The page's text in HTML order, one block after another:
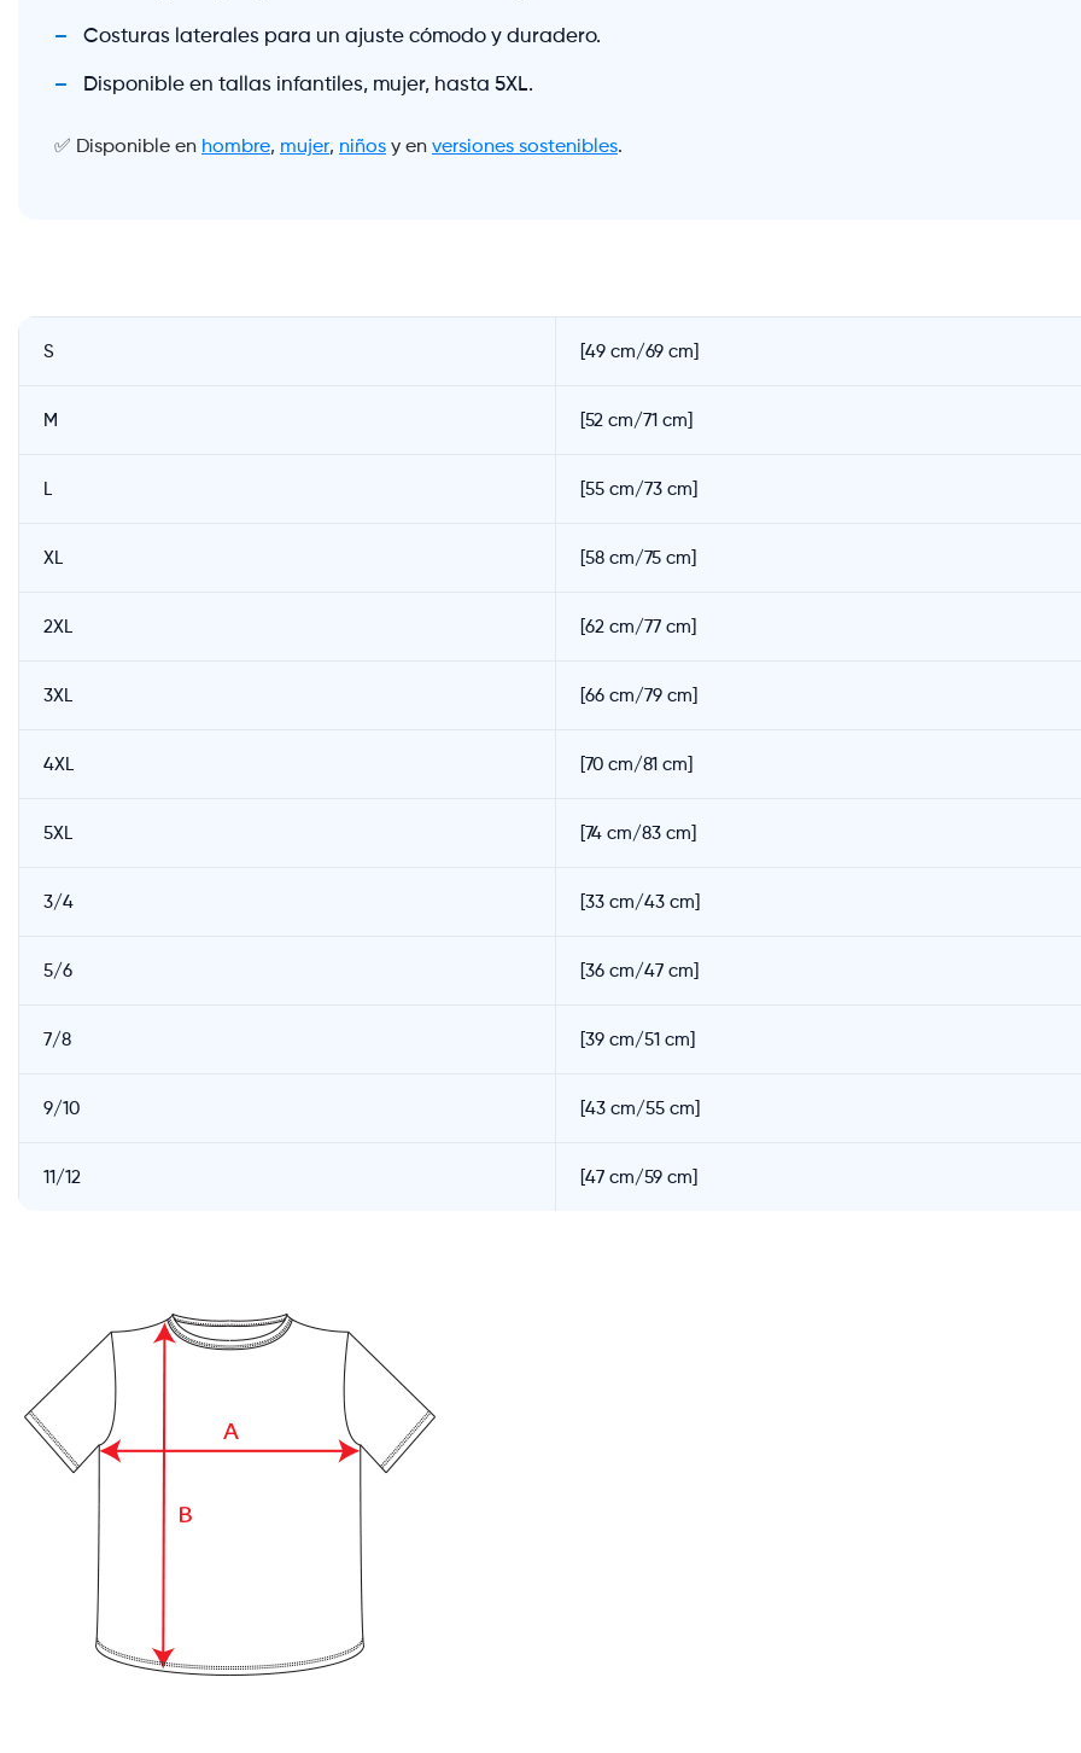
Costuras laterales para un ajuste cómodo y duradero.
Disponible en tallas infantiles, mujer, hasta 5XL.
✅ Disponible en hombre, mujer, niños y en versiones sostenibles.
S [49 cm/69 cm]
M [52 cm/71 cm]
L [55 cm/73 cm]
XL [58 cm/75 cm]
2XL [62 cm/77 cm]
3XL [66 cm/79 cm]
4XL [70 cm/81 cm]
5XL [74 cm/83 cm]
3/4 [33 cm/43 cm]
5/6 [36 cm/47 cm]
7/8 [39 cm/51 cm]
9/10 [43 cm/55 cm]
11/12 [47 cm/59 cm]